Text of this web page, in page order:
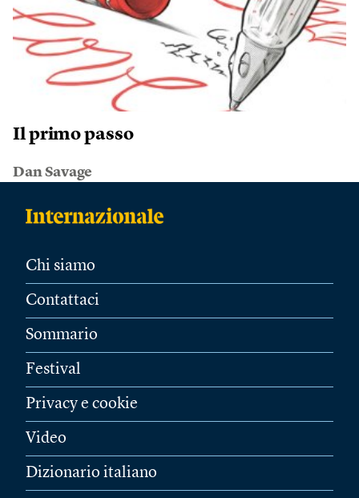
Il primo passo
Dan Savage
Chi siamo
Contattaci
Sommario
Festival
Privacy e cookie
Video
Dizionario italiano